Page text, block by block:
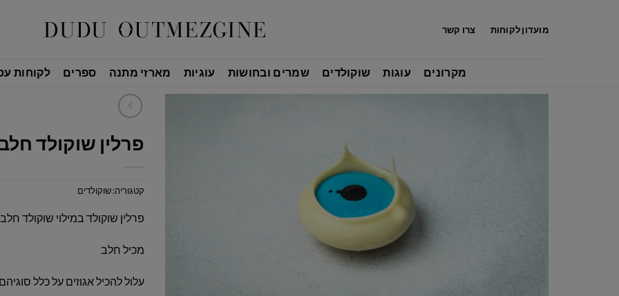
מועדון לקוחות צרו קשר
מקרונים עוגות שוקולדים שמרים ובחושות עוגיות מארזי מתנה ספרים לקוחות
פרלין שוקולד
קטגוריה:שוקולדים
פרלין שוקולד במילוי שוקולד חלב
מכיל חלב
עלול להכיל אגוזים על כלל